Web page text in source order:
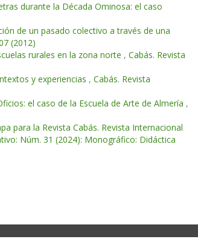
durante la Década Ominosa: el caso
de un pasado colectivo a través de una
(2012)
rurales en la zona norte , Cabás. Revista
y experiencias , Cabás. Revista
el caso de la Escuela de Arte de Almería ,
para la Revista Cabás. Revista Internacional
Núm. 31 (2024): Monográfico: Didáctica